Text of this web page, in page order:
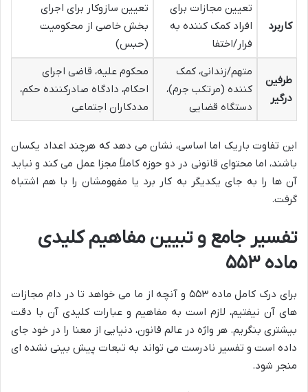
کاربرد
تعیین مجازات برای
افراد کمک کننده به
فرار/اختفا
تعیین سازوکار برای اجرای
بخش خاصی از محکومیت
(حبس)
طرفین
درگیر
متهم/زندانی، کمک
کننده (مرتکب جرم)،
دستگاه قضایی
محکوم علیه، قاضی اجرای
احکام، دادگاه صادرکننده حکم،
مددکاران اجتماعی
این تفاوت باریک اما اساسی، نشان می دهد که هرچند اعداد یکسان
باشند، اما محتوای قانونی در دو حوزه کاملاً مجزا عمل می کند و نباید
آن ها را به جای یکدیگر به کار برد یا مفهومشان را با هم اشتباه
گرفت.
تفسیر جامع و تبیین مفاهیم کلیدی
ماده ۵۵۳
برای درک کامل ماده ۵۵۳ و آنچه از ما می خواهد تا در دام مجازات
های آن نیفتیم، لازم است به مفاهیم و عبارات کلیدی آن با دقت
بیشتری بنگریم. هر واژه در عالم قانون، دنیایی از معنا را در خود جای
داده است و تفسیر نادرست می تواند به تبعات پیش بینی نشده ای
منجر شود.